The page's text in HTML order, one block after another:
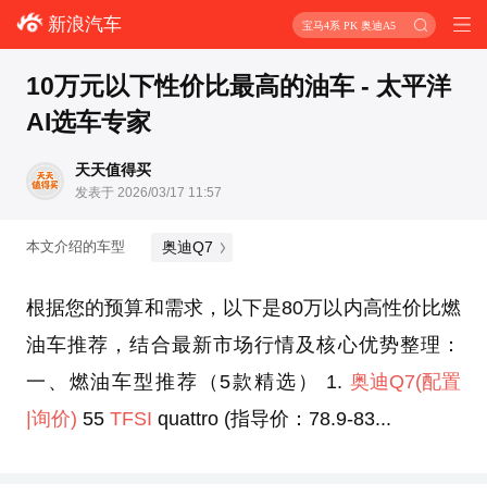
新浪汽车 宝马4系 PK 奥迪A5
10万元以下性价比最高的油车 - 太平洋
AI选车专家
天天值得买
发表于 2026/03/17 11:57
本文介绍的车型 奥迪Q7
根据您的预算和需求，以下是80万以内高性价比燃
油车推荐，结合最新市场行情及核心优势整理：
一、燃油车型推荐（5款精选） 1.奥迪Q7(配置
|询价) 55 TFSI quattro (指导价：78.9-83...